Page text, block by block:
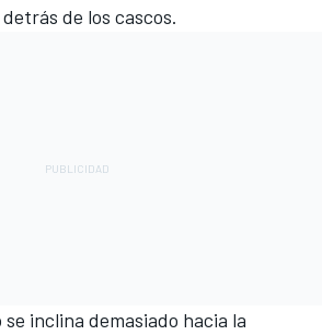
de los cascos.
inclina demasiado hacia la